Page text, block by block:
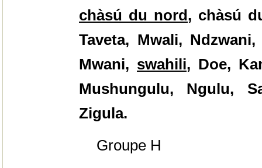
chàsú du nord, chàsú
Taveta, Mwali,
Mwani, swahili, Doe,
Mushungulu, Ngulu,
Zigula.
Groupe H